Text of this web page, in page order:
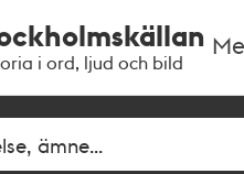
i ord, ljud och bild